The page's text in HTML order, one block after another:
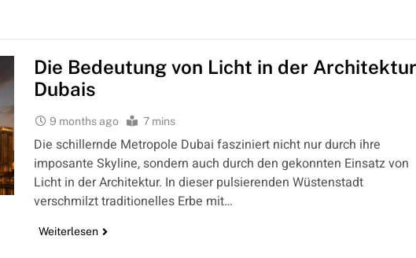
Die Bedeutung von Licht in der Architektur
Dubais
9 months ago 7 mins
Die schillernde Metropole Dubai fasziniert nicht nur durch ihre
imposante Skyline, sondern auch durch den gekonnten Einsatz von
Licht in der Architektur. In dieser pulsierenden Wüstenstadt
verschmilzt traditionelles Erbe mit…
Weiterlesen